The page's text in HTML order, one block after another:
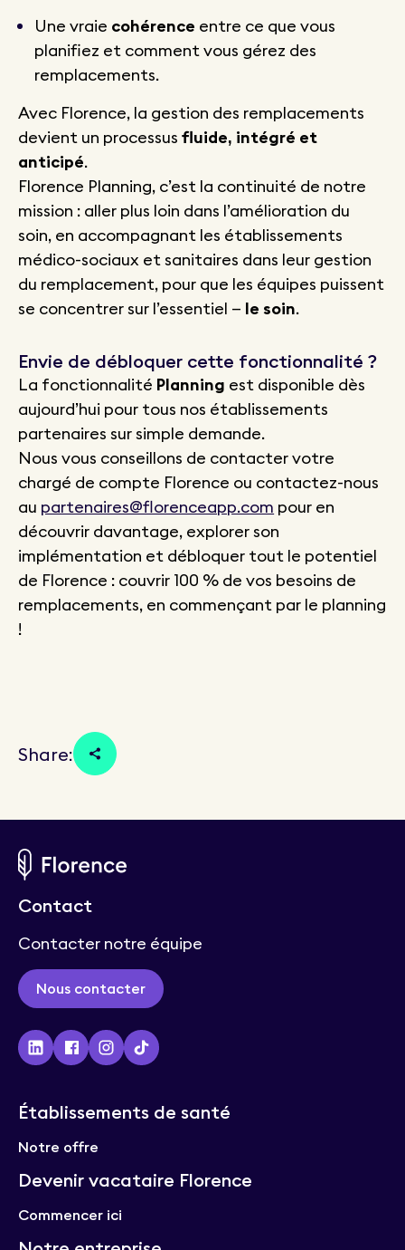
Une vraie cohérence entre ce que vous
planifiez et comment vous gérez des
remplacements.
Avec Florence, la gestion des remplacements
devient un processusfluide, intégré et
anticipé.
Florence Planning, c’est la continuité de notre
mission : aller plus loin dans l’amélioration du
soin, en accompagnant les établissements
médico-sociaux et sanitaires dans leur gestion
du remplacement, pour que les équipes puissent
se concentrer sur l’essentiel — le soin.
Envie de débloquer cette fonctionnalité ?
La fonctionnalité Planning est disponible dès
aujourd’hui pour tous nos établissements
partenaires sur simple demande.
Nous vous conseillons de contacter votre
chargé de compte Florence ou contactez-nous
au partenaires@florenceapp.com pour en
découvrir davantage, explorer son
implémentation et débloquer tout le potentiel
de Florence : couvrir 100 % de vos besoins de
remplacements, en commençant par le planning
!
Share:
Contact
Contacter notre équipe
Nous contacter
Établissements de santé
Notre offre
Devenir vacataire Florence
Commencer ici